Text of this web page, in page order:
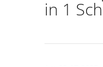
in 1